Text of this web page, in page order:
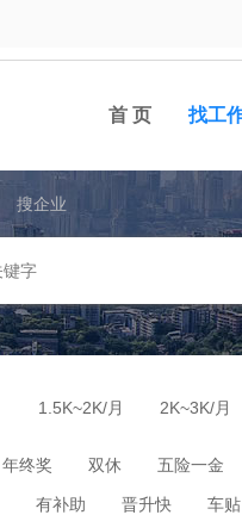
首 页 找工
搜企业
1.5K~2K/月 2K~3K/月
年终奖 双休 五险一金
有补助 晋升快 车贴